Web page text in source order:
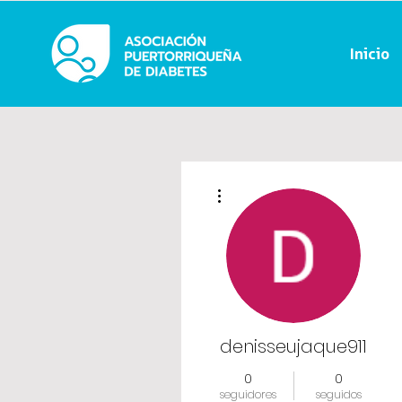
Inicio
denisseujaque911
0
seguidores
0
seguidos